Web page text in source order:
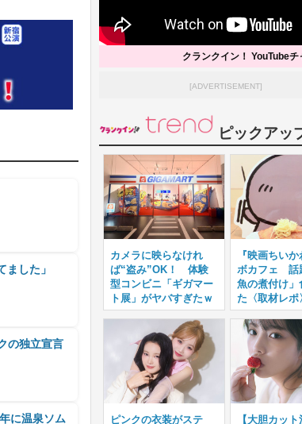
した」
の独立宣言
に温泉ソム
クランクイン！ YouTubeチ
[ADVERTISEMENT]
ピックアッ
カメラに映らなけれ
ば“盗み”OK！ 体験
型コンビニ「ギガマー
ト展」がヤバすぎたｗ
『映画ちい
ボカフェ 話
魚の煮付け」
た〈取材レポ
ピンクの衣装がステ 【大胆カッ